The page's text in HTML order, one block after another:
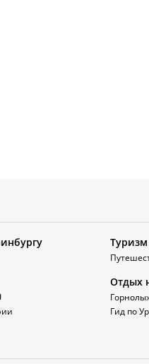
Туризм
Отдых
Гид по